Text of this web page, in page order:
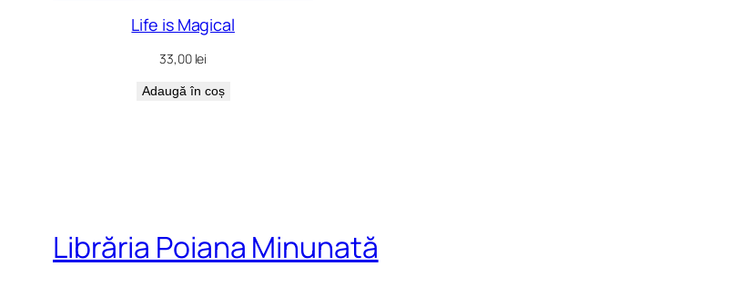
Life is Magical
33,00 lei
Adaugă în coș
Librăria Poiana Minunată